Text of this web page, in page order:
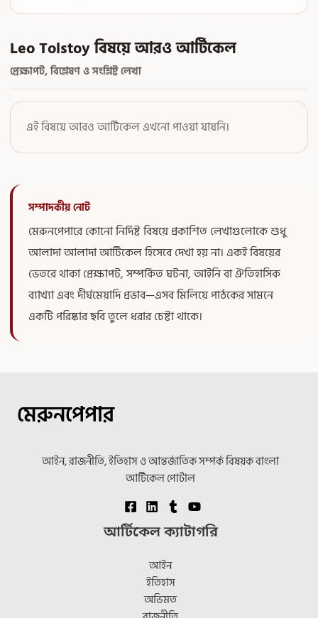
Leo Tolstoy বিষয়ে আরও আর্টিকেল
প্রেক্ষাপট, বিশ্লেষণ ও সংশ্লিষ্ট লেখা
এই বিষয়ে আরও আর্টিকেল এখনো পাওয়া যায়নি।
সম্পাদকীয় নোট
মেরুনপেপারে কোনো নির্দিষ্ট বিষয়ে প্রকাশিত লেখাগুলোকে শুধু
আলাদা আলাদা আর্টিকেল হিসেবে দেখা হয় না। একই বিষয়ের
ভেতরে থাকা প্রেক্ষাপট, সম্পর্কিত ঘটনা, আইনি বা ঐতিহাসিক
ব্যাখ্যা এবং দীর্ঘমেয়াদি প্রভাব—এসব মিলিয়ে পাঠকের সামনে
একটি পরিষ্কার ছবি তুলে ধরার চেষ্টা থাকে।
মেরুনপেপার
আইন, রাজনীতি, ইতিহাস ও আন্তর্জাতিক সম্পর্ক বিষয়ক বাংলা
আর্টিকেল পোর্টাল
আর্টিকেল ক্যাটাগরি
আইন
ইতিহাস
অভিমত